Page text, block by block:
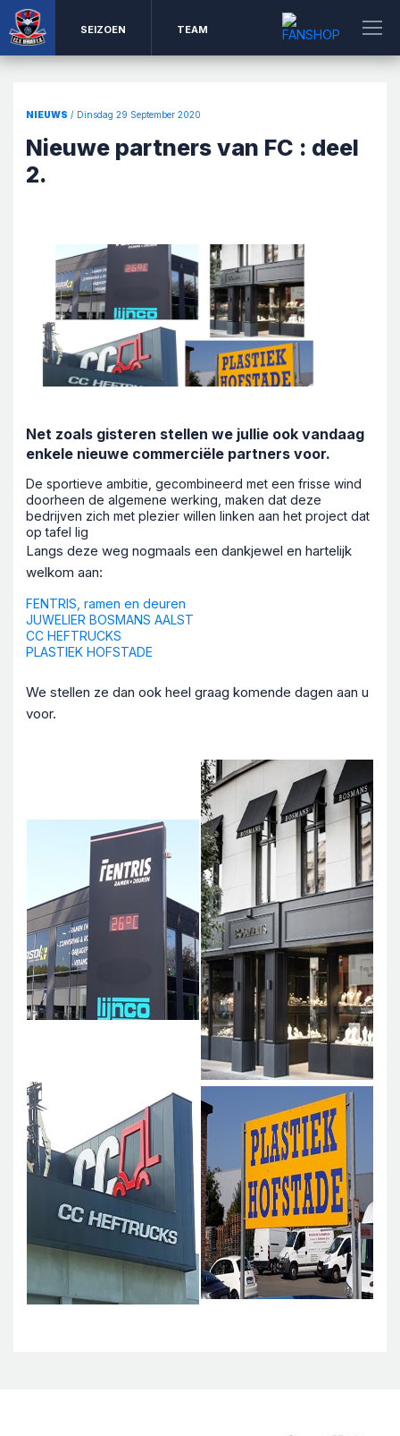
SEIZOEN TEAM
NIEUWS / Dinsdag 29 September 2020
Nieuwe partners van FC : deel
2.
Net zoals gisteren stellen we jullie ook vandaag
enkele nieuwe commerciële partners voor.
De sportieve ambitie, gecombineerd met een frisse wind
doorheen de algemene werking, maken dat deze
bedrijven zich met plezier willen linken aan het project dat
op tafel lig
Langs deze weg nogmaals een dankjewel en hartelijk
welkom aan:
FENTRIS, ramen en deuren
JUWELIER BOSMANS AALST
CC HEFTRUCKS
PLASTIEK HOFSTADE
We stellen ze dan ook heel graag komende dagen aan u
voor.